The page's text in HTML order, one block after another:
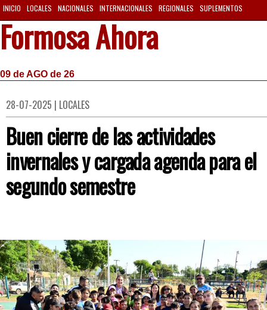
INICIO LOCALES NACIONALES INTERNACIONALES REGIONALES SUPLEMENTOS
Formosa Ahora
09 de AGO de 26
28-07-2025 | LOCALES
Buen cierre de las actividades
invernales y cargada agenda para el
segundo semestre